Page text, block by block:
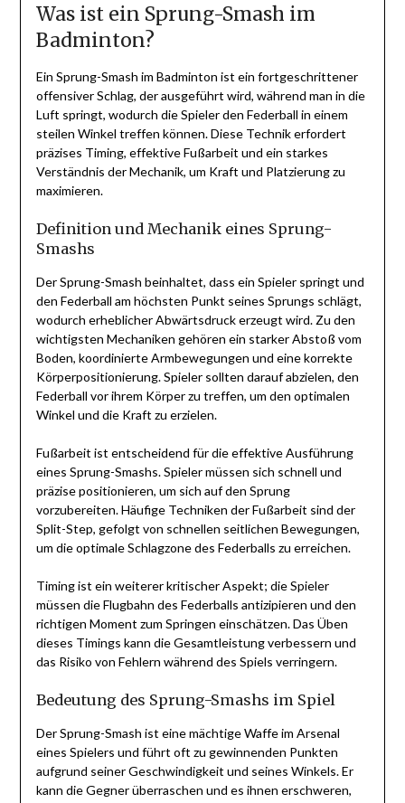
Was ist ein Sprung-Smash im
Badminton?
Ein Sprung-Smash im Badminton ist ein fortgeschrittener
offensiver Schlag, der ausgeführt wird, während man in die
Luft springt, wodurch die Spieler den Federball in einem
steilen Winkel treffen können. Diese Technik erfordert
präzises Timing, effektive Fußarbeit und ein starkes
Verständnis der Mechanik, um Kraft und Platzierung zu
maximieren.
Definition und Mechanik eines Sprung-
Smashs
Der Sprung-Smash beinhaltet, dass ein Spieler springt und
den Federball am höchsten Punkt seines Sprungs schlägt,
wodurch erheblicher Abwärtsdruck erzeugt wird. Zu den
wichtigsten Mechaniken gehören ein starker Abstoß vom
Boden, koordinierte Armbewegungen und eine korrekte
Körperpositionierung. Spieler sollten darauf abzielen, den
Federball vor ihrem Körper zu treffen, um den optimalen
Winkel und die Kraft zu erzielen.
Fußarbeit ist entscheidend für die effektive Ausführung
eines Sprung-Smashs. Spieler müssen sich schnell und
präzise positionieren, um sich auf den Sprung
vorzubereiten. Häufige Techniken der Fußarbeit sind der
Split-Step, gefolgt von schnellen seitlichen Bewegungen,
um die optimale Schlagzone des Federballs zu erreichen.
Timing ist ein weiterer kritischer Aspekt; die Spieler
müssen die Flugbahn des Federballs antizipieren und den
richtigen Moment zum Springen einschätzen. Das Üben
dieses Timings kann die Gesamtleistung verbessern und
das Risiko von Fehlern während des Spiels verringern.
Bedeutung des Sprung-Smashs im Spiel
Der Sprung-Smash ist eine mächtige Waffe im Arsenal
eines Spielers und führt oft zu gewinnenden Punkten
aufgrund seiner Geschwindigkeit und seines Winkels. Er
kann die Gegner überraschen und es ihnen erschweren,